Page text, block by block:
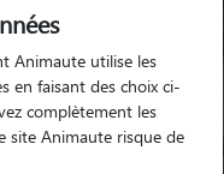
Visites
Visites
Animaute utilise les
en faisant des choix ci-
complètement les
site Animaute risque de